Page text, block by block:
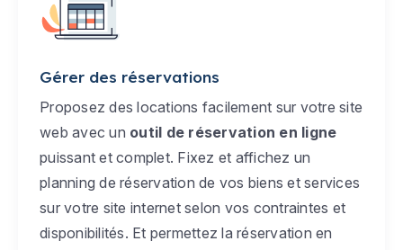
Gérer des réservations
Proposez des locations facilement sur votre site
web avec un outil de réservation en ligne
puissant et complet. Fixez et affichez un
planning de réservation de vos biens et services
sur votre site internet selon vos contraintes et
disponibilités. Et permettez la réservation en